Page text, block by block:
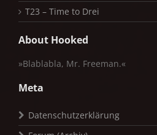
T23 – Time to Drei
About Hooked
»Blablabla, Mr. Freeman.«
Meta
Datenschutzerklärung